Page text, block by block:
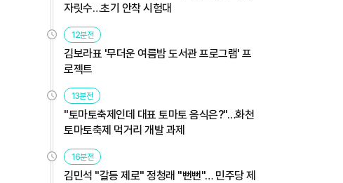
자릿수…초기 안착 시험대
12분전
김보라표 '무더운 여름밤 도서관 프로그램' 프
로젝트
13분전
"토마토축제인데 대표 토마토 음식은?"…화천
토마토축제 먹거리 개발 과제
16분전
김민석 "갈등 제로" 정청래 "뻔뻔"… 민주당 제